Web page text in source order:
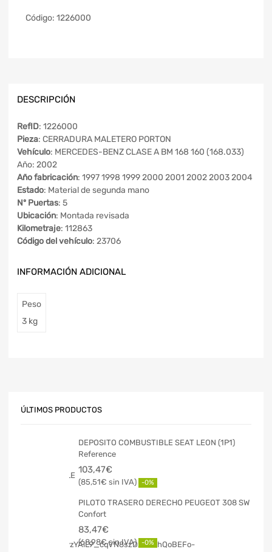
Código: 1226000
DESCRIPCIÓN
RefID: 1226000
Pieza: CERRADURA MALETERO PORTON
Vehículo: MERCEDES-BENZ CLASE A BM 168 160 (168.033)
Año: 2002
Año fabricación: 1997 1998 1999 2000 2001 2002 2003 2004
Estado: Material de segunda mano
Nº Puertas: 5
Ubicación: Montada revisada
Kilometraje: 112863
Código del vehículo: 23706
INFORMACIÓN ADICIONAL
Peso
3 kg
ÚLTIMOS PRODUCTOS
DEPOSITO COMBUSTIBLE SEAT LEON (1P1)
Reference
103,47€
85,51€ -0%
PILOTO TRASERO DERECHO PEUGEOT 308 SW
Confort
83,47€
68,98€ -0%